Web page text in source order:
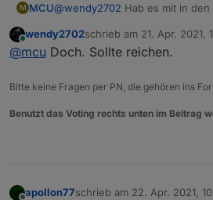
M MCU@wendy2702 Hab es mit in
Online
wendy2702schrieb am 21. Apr. 2021,
zuletzt editiert von
@mcu Doch. Sollte reichen.
Bitte keine Fragen per PN, die gehören ins
Benutzt das Voting rechts unten im Beitrag
apollon77schrieb am 22. Apr. 2021,